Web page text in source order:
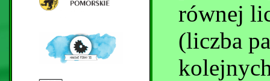
równej
(liczba